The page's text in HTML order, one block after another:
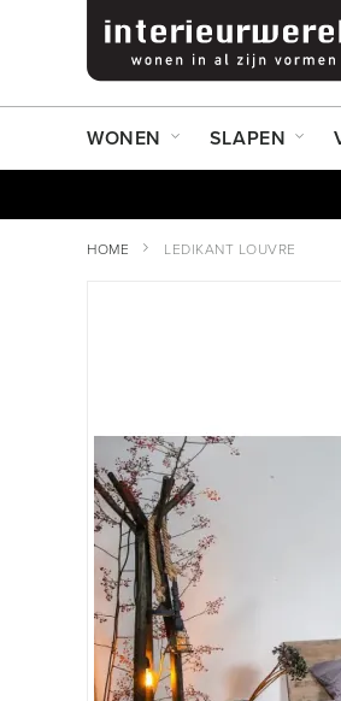
WONEN SLAPEN
HOME LEDIKANT LOUVRE
gallerij